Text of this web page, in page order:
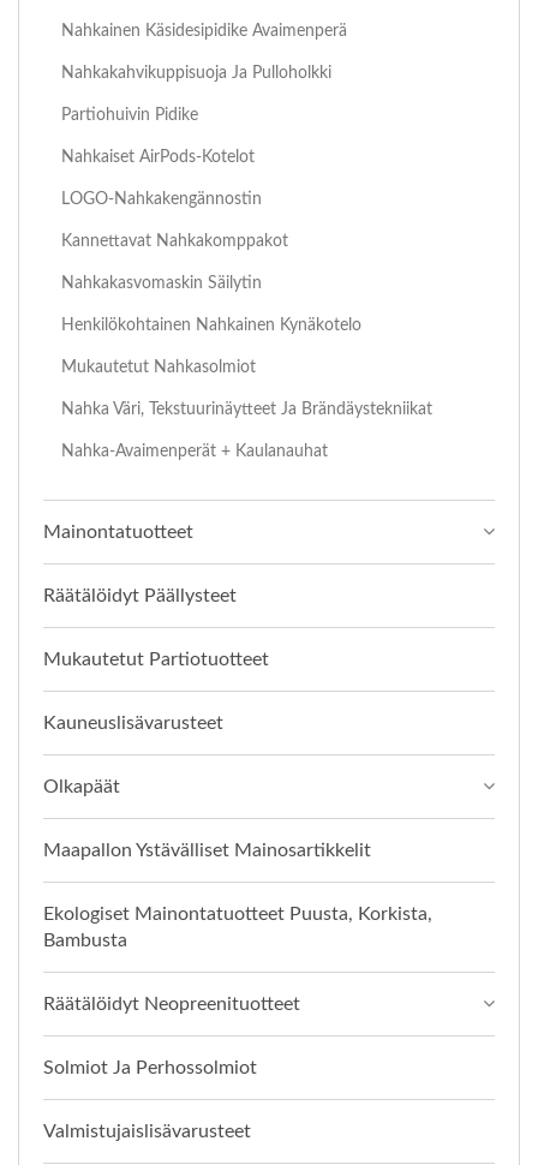
Nahkainen Käsidesipidike Avaimenperä
Nahkakahvikuppisuoja Ja Pulloholkki
Partiohuivin Pidike
Nahkaiset AirPods-Kotelot
LOGO-Nahkakengännostin
Kannettavat Nahkakomppakot
Nahkakasvomaskin Säilytin
Henkilökohtainen Nahkainen Kynäkotelo
Mukautetut Nahkasolmiot
Nahka Väri, Tekstuurinäytteet Ja Brändäystekniikat
Nahka-Avaimenperät + Kaulanauhat
Mainontatuotteet
Räätälöidyt Päällysteet
Mukautetut Partiotuotteet
Kauneuslisävarusteet
Olkapäät
Maapallon Ystävälliset Mainosartikkelit
Ekologiset Mainontatuotteet Puusta, Korkista,
Bambusta
Räätälöidyt Neopreenituotteet
Solmiot Ja Perhossolmiot
Valmistujaislisävarusteet